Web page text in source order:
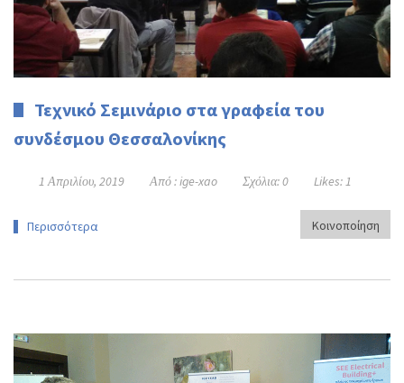
Τεχνικό Σεμινάριο στα γραφεία του
συνδέσμου Θεσσαλονίκης
1 Απριλίου, 2019 Από :ige-xao Σχόλια:0 Likes:1
Περισσότερα Κοινοποίηση